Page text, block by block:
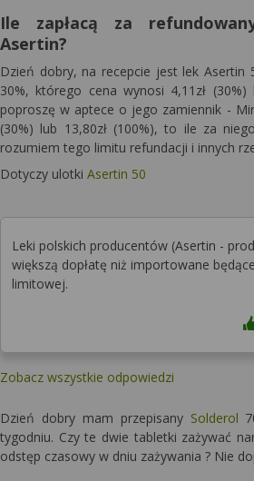
Ile zapłacą za
Asertin?
Dzień dobry, na recepcie jest lek Asertin
30%, którego cena wynosi 4,11zł (30%)
poproszę w aptece o jego zamiennik -
(30%) lub 13,80zł (100%), to ile za
rozumiem tego limitu refundacji i innych
Dotyczy ulotki Asertin 50
Leki polskich producentów (Asertin -
większą dopłatę niż importowane
limitowej.
Zobacz wszystkie odpowiedzi
Dzień dobry mam przepisany Solderol
tygodniu. Czy te dwie tabletki zażywać
odstęp czasowy w dniu zażywania ? Nie